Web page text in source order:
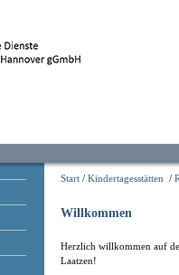
Start / Kindertagesstätten /
Willkommen
Herzlich willkommen auf
Laatzen!